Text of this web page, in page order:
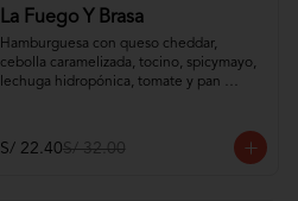
La Fuego Y Brasa
Hamburguesa con queso cheddar,
cebolla caramelizada, tocino, spicymayo,
lechuga hidropónica, tomate y pan
S/ 22.40S/ 32.00